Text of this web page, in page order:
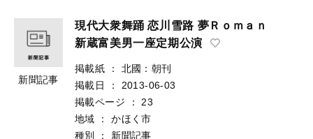
新聞記事
現代大衆舞踊 恋川雪路 夢Ｒｏｍａｎ
新蔵富美男一座定期公演
掲載紙 ：
北國：朝刊
掲載日
：
2013-06-03
掲載ページ
：
23
地域
：
かほく市
種別
： 新聞記事